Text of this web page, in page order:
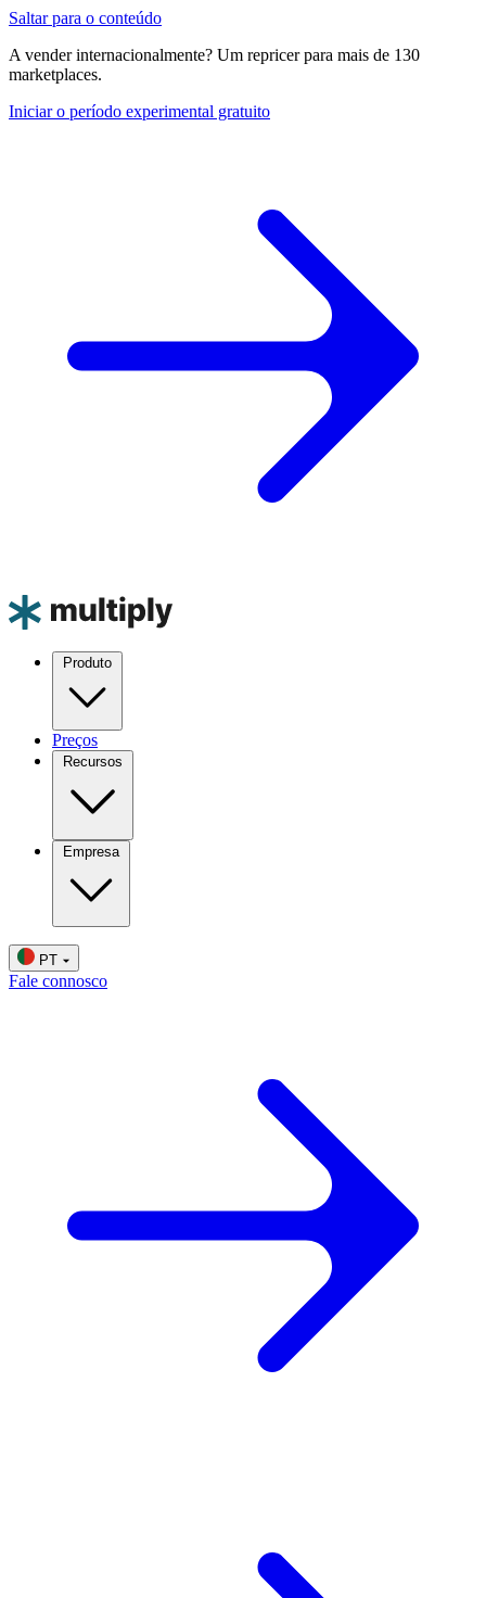
Saltar para o conteúdo
A vender internacionalmente? Um repricer para mais de 130
marketplaces.
Iniciar o período experimental gratuito
Produto
Preços
Recursos
Empresa
PT
Fale connosco